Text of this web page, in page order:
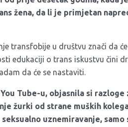
žena, da li je primjetan
transfobije u društvu znači da
edukaciji o trans iskustvu čini
da će se nastaviti.
Tube-u, objasnila si razloge
žurki od strane muških
uznemiravanje, samo